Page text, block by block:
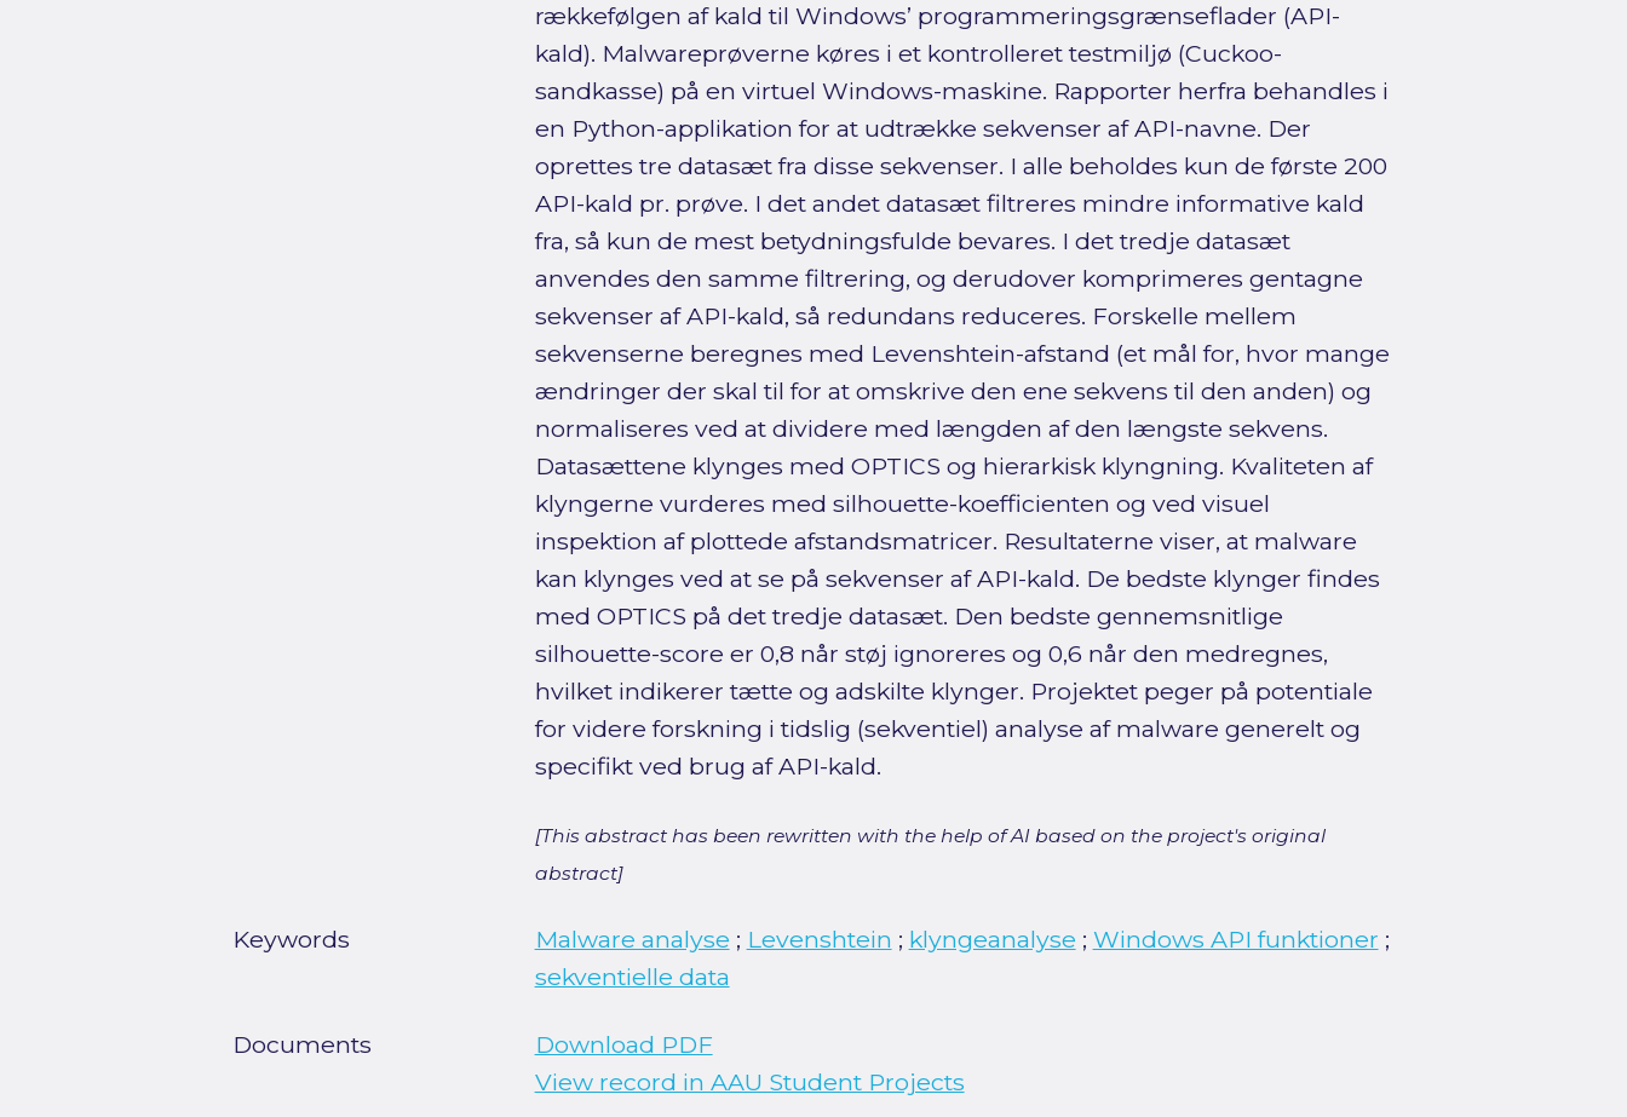
rækkefølgen af kald til Windows’ programmeringsgrænseflader (API-
kald). Malwareprøverne køres i et kontrolleret testmiljø (Cuckoo-
sandkasse) på en virtuel Windows-maskine. Rapporter herfra behandles i
en Python-applikation for at udtrække sekvenser af API-navne. Der
oprettes tre datasæt fra disse sekvenser. I alle beholdes kun de første 200
API-kald pr. prøve. I det andet datasæt filtreres mindre informative kald
fra, så kun de mest betydningsfulde bevares. I det tredje datasæt
anvendes den samme filtrering, og derudover komprimeres gentagne
sekvenser af API-kald, så redundans reduceres. Forskelle mellem
sekvenserne beregnes med Levenshtein-afstand (et mål for, hvor mange
ændringer der skal til for at omskrive den ene sekvens til den anden) og
normaliseres ved at dividere med længden af den længste sekvens.
Datasættene klynges med OPTICS og hierarkisk klyngning. Kvaliteten af
klyngerne vurderes med silhouette-koefficienten og ved visuel
inspektion af plottede afstandsmatricer. Resultaterne viser, at malware
kan klynges ved at se på sekvenser af API-kald. De bedste klynger findes
med OPTICS på det tredje datasæt. Den bedste gennemsnitlige
silhouette-score er 0,8 når støj ignoreres og 0,6 når den medregnes,
hvilket indikerer tætte og adskilte klynger. Projektet peger på potentiale
for videre forskning i tidslig (sekventiel) analyse af malware generelt og
specifikt ved brug af API-kald.
[This abstract has been rewritten with the help of AI based on the project's original
abstract]
Keywords Malware analyse ; Levenshtein ; klyngeanalyse ; Windows API funktioner ;
sekventielle data
Documents
Download PDF
View record in AAU Student Projects